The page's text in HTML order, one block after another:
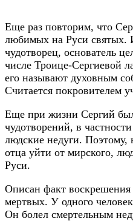
Еще раз повторим, что
любимых на Руси святых.
чудотворец, основатель
числе Троице-Сергиевой
его называют духовным
Считается покровителем
Еще при жизни Сергий
чудотворений, в
людские недуги. Поэтому,
отца уйти от мирского,
Руси.
Описан факт
мертвых. У одного
Он болел смертельным